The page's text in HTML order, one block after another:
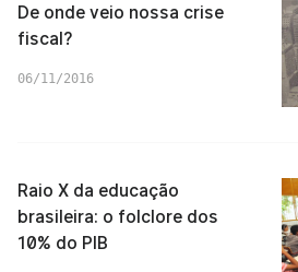
De onde veio nossa crise
fiscal?
06/11/2016
Raio X da educação
brasileira: o folclore dos
10% do PIB